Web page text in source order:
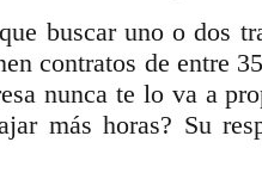
buscar uno o dos
contratos de entre
nunca te lo va a
más horas? Su